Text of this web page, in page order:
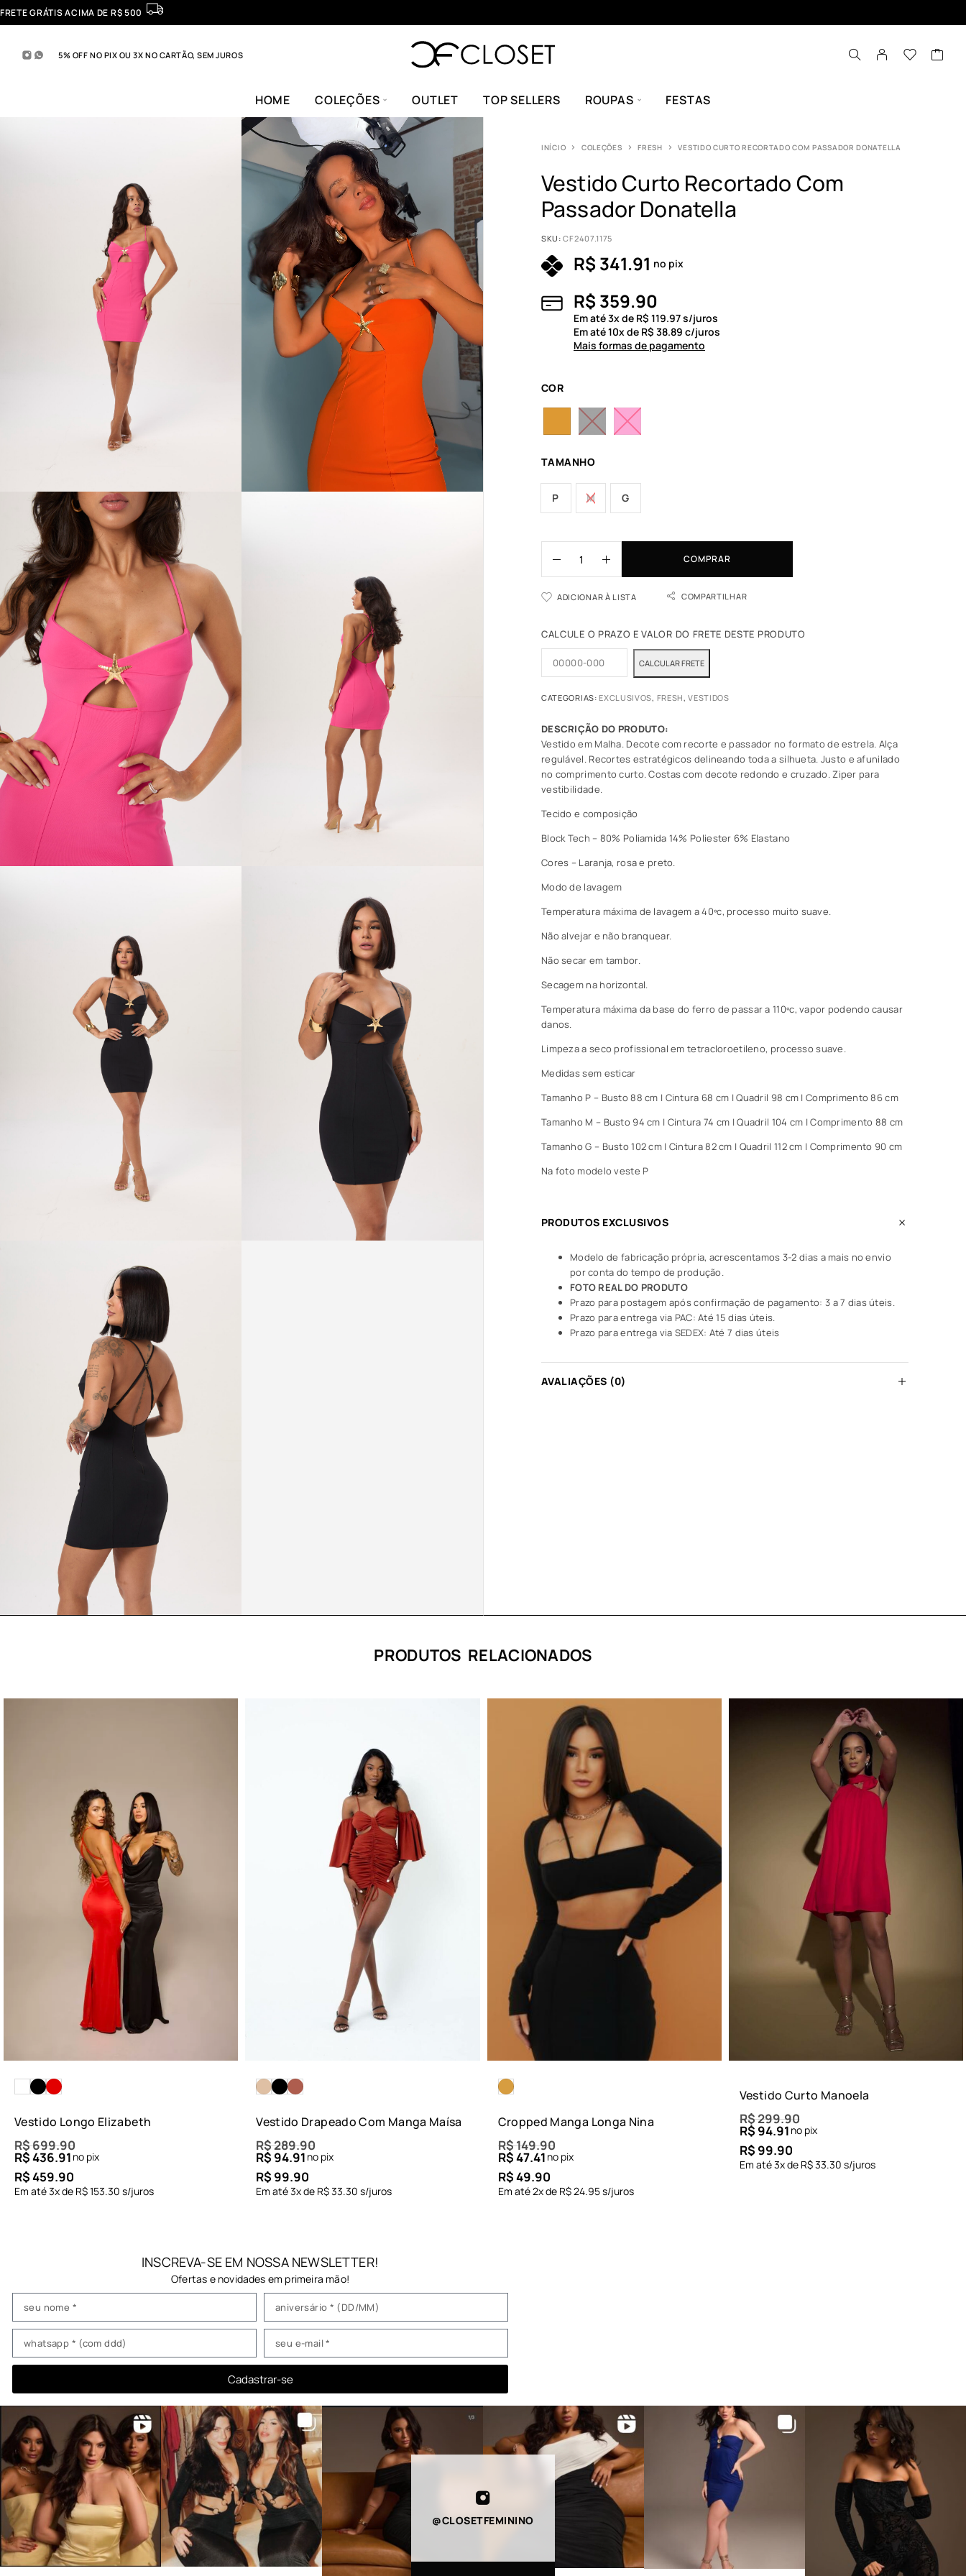
FRETE GRÁTIS ACIMA DE R$ 500
5% OFF NO PIX OU 3X NO CARTÃO, SEM JUROS
HOME COLEÇÕES OUTLET TOP SELLERS ROUPAS FESTAS
INÍCIO COLEÇÕES FRESH VESTIDO CURTO RECORTADO COM PASSADOR DONATELLA
Vestido Curto Recortado Com
Passador Donatella
SKU:CF2407.1175
R$ 341.91 no pix
R$ 359.90
Em até3x de R$ 119.97s/juros
Em até10x de R$ 38.89 c/juros
Mais formas de pagamento
COR
TAMANHO
P M G
COMPRAR
ADICIONAR À LISTA COMPARTILHAR
CALCULE O PRAZO E VALOR DO FRETE DESTE PRODUTO
CATEGORIAS:EXCLUSIVOS, FRESH,VESTIDOS
Vestido em Malha. Decote com recorte e passador no formato de estrela. Alça
regulável. Recortes estratégicos delineando toda a silhueta. Justo e afunilado
no comprimento curto. Costas com decote redondo e cruzado. Ziper para
vestibilidade.
Tecido e composição
Block Tech – 80% Poliamida 14% Poliester 6% Elastano
Cores – Laranja, rosa e preto.
Modo de lavagem
Temperatura máxima de lavagem a 40ºc, processo muito suave.
Não alvejar e não branquear.
Não secar em tambor.
Secagem na horizontal.
Temperatura máxima da base do ferro de passar a 110ºc, vapor podendo causar
danos.
Limpeza a seco profissional em tetracloroetileno, processo suave.
Medidas sem esticar
Tamanho P – Busto 88 cm | Cintura 68 cm | Quadril 98 cm | Comprimento 86 cm
Tamanho M – Busto 94 cm | Cintura 74 cm | Quadril 104 cm | Comprimento 88 cm
Tamanho G – Busto 102 cm | Cintura 82 cm | Quadril 112 cm | Comprimento 90 cm
Na foto modelo veste P
PRODUTOS EXCLUSIVOS
Modelo de fabricação própria, acrescentamos 3-2 dias a mais no envio
por conta do tempo de produção.
FOTO REAL DO PRODUTO
Prazo para postagem após confirmação de pagamento: 3 a 7 dias úteis.
Prazo para entrega via PAC: Até 15 dias úteis.
Prazo para entrega via SEDEX: Até 7 dias úteis
AVALIAÇÕES (0)
PRODUTOS RELACIONADOS
Vestido Longo Elizabeth
R$699.90
R$436.91 no pix
R$459.90
Em até3x de R$153.30 s/juros
Vestido Drapeado Com Manga Maísa
R$289.90
R$ 94.91 no pix
R$ 99.90
Em até3x de R$33.30 s/juros
Cropped Manga Longa Nina
R$149.90
R$47.41 no pix
R$49.90
Em até2x de R$24.95s/juros
Vestido Curto Manoela
R$299.90
R$ 94.91 no pix
R$ 99.90
Em até3x de R$33.30 s/juros
INSCREVA-SE EM NOSSA NEWSLETTER!
Ofertas e novidades em primeira mão!
Cadastrar-se
@CLOSETFEMININO